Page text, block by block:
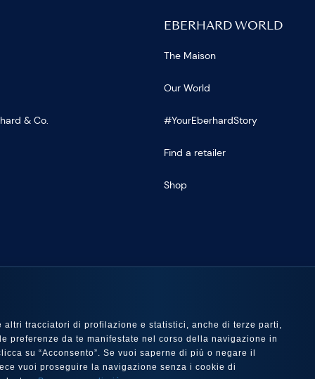
& Co.
EBERHARD WORLD
The Maison
Our World
#YourEberhardStory
Find a retailer
Shop
tracciatori di profilazione e statistici, anche di terze parti,
da te manifestate nel corso della navigazione in
su “Acconsento”. Se vuoi saperne di più o negare il
vuoi proseguire la navigazione senza i cookie di